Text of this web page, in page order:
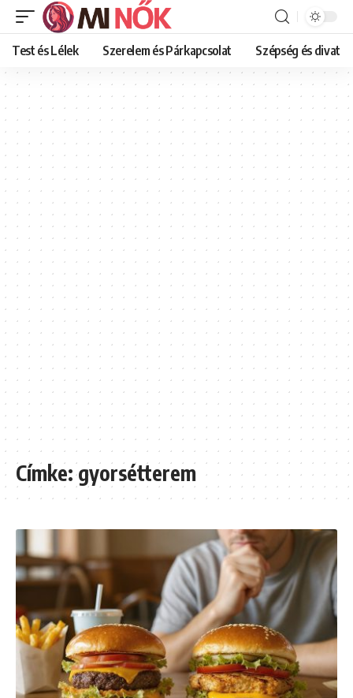
Test és Lélek Szerelem és Párkapcsolat Szépség és divat
Címke:gyorsétterem